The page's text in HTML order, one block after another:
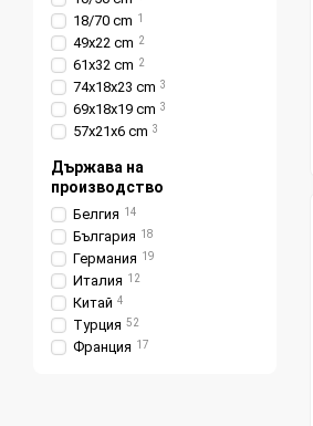
18/70 cm 1
49x22 cm 2
61x32 cm 2
74x18x23 cm 3
69x18x19 cm 3
57x21x6 cm 3
Държава на
производство
Белгия 14
България 18
Германия 19
Италия 12
Китай 4
Турция 52
Франция 17